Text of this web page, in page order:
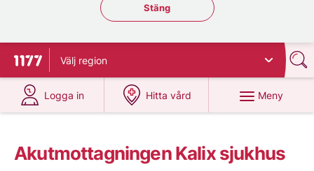
Stäng regionsväljaren
Stäng
Till startsidan för 1177
Välj region
Logga in
på 1177.se
Hitta vård
på 1177.se
Meny
Akutmottagningen Kalix sjukhus